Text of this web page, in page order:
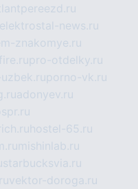
elektrostal-news.ru
znakomye.ru
pro-otdelky.ru
porno-vk.ru
adonyev.ru
hostel-65.ru
mishinlab.ru
starbucksvia.ru
vektor-doroga.ru